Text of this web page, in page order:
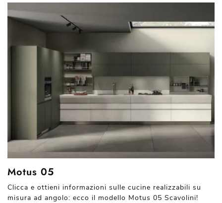
Motus 05
Clicca e ottieni informazioni sulle cucine realizzabili su
misura ad angolo: ecco il modello Motus 05 Scavolini!